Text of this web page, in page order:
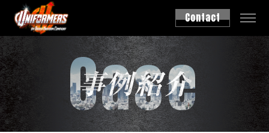
Contact
事例紹介
Case